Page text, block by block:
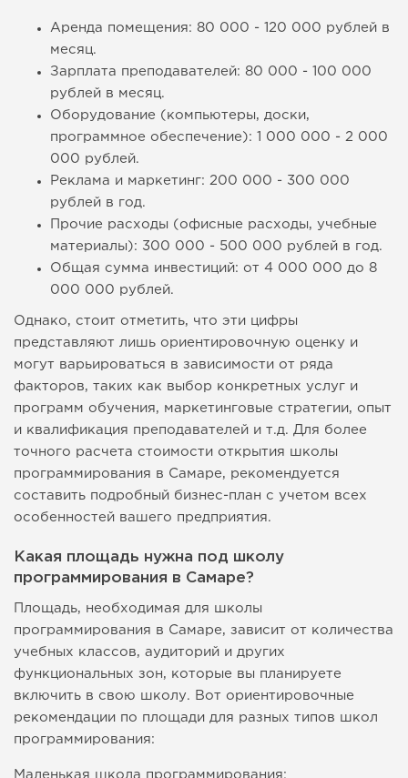
Аренда помещения: 80 000 - 120 000 рублей в
месяц.
Зарплата преподавателей: 80 000 - 100 000
рублей в месяц.
Оборудование (компьютеры, доски,
программное обеспечение): 1 000 000 - 2 000
000 рублей.
Реклама и маркетинг: 200 000 - 300 000
рублей в год.
Прочие расходы (офисные расходы, учебные
материалы): 300 000 - 500 000 рублей в год.
Общая сумма инвестиций: от 4 000 000 до 8
000 000 рублей.
Однако, стоит отметить, что эти цифры
представляют лишь ориентировочную оценку и
могут варьироваться в зависимости от ряда
факторов, таких как выбор конкретных услуг и
программ обучения, маркетинговые стратегии, опыт
и квалификация преподавателей и т.д. Для более
точного расчета стоимости открытия школы
программирования в Самаре, рекомендуется
составить подробный бизнес-план с учетом всех
особенностей вашего предприятия.
Какая площадь нужна под школу
программирования в Самаре?
Площадь, необходимая для школы
программирования в Самаре, зависит от количества
учебных классов, аудиторий и других
функциональных зон, которые вы планируете
включить в свою школу. Вот ориентировочные
рекомендации по площади для разных типов школ
программирования:
Маленькая школа программирования: